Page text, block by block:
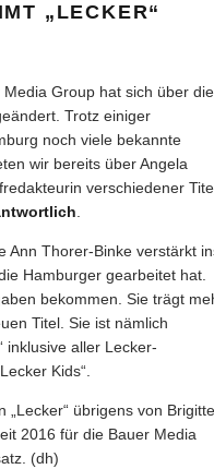
„LECKER“
Group hat sich über die
Trotz einiger
noch viele bekannte
wir bereits über Angela
verschiedener
Ann Thorer-Binke verstärkt
Hamburger gearbeitet hat.
bekommen. Sie trägt
Titel. Sie ist nämlich
inklusive aller Lecker-
Kids“.
übrigens von Brigitte
2016 für die Bauer Media
(dh)